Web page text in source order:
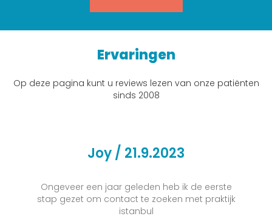
Ervaringen
Op deze pagina kunt u reviews lezen van onze patiënten
sinds 2008
Joy / 21.9.2023
Ongeveer een jaar geleden heb ik de eerste
stap gezet om contact te zoeken met praktijk
istanbul